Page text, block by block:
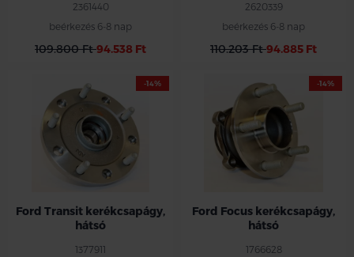
2361440
beérkezés 6-8 nap
109.800 Ft94.538 Ft
2620339
beérkezés 6-8 nap
110.203 Ft94.885 Ft
-14%
Ford Transit kerékcsapágy,
hátsó
1377911
-14%
Ford Focus kerékcsapágy,
hátsó
1766628